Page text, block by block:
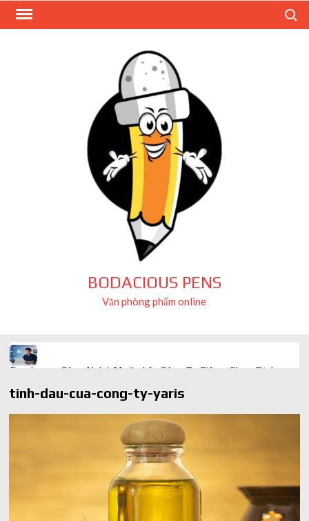
Skip
BODACIOUS PENS
Văn phòng phẩm online
Freelancer Công Nghệ Muốn Lên Công Ty Riêng: Chọn Dịch
Quà cá nhân hóa: vì sao món làm riêng luôn ghi điểm
AI trong doanh nghiệp: Phân biệt RPA, workflow và AI agent
Ứng dụng AI trong doanh nghiệp để cắt giảm chi phí vận hành
tinh-dau-cua-cong-ty-yaris